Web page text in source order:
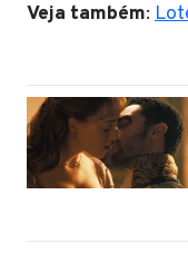
Veja também: